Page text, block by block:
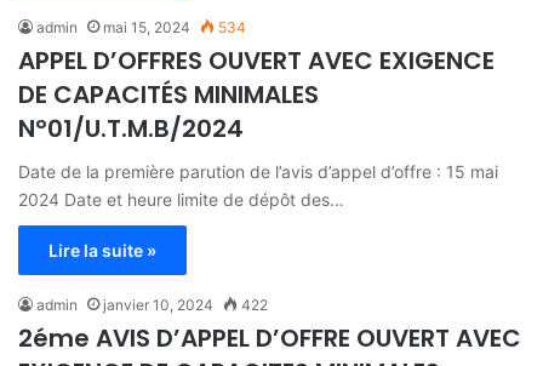
admin mai 15, 2024 534
APPEL D’OFFRES OUVERT AVEC EXIGENCE
DE CAPACITÉS MINIMALES
N°01/U.T.M.B/2024
Date de la première parution de l’avis d’appel d’offre : 15 mai
2024 Date et heure limite de dépôt des…
Lire la suite »
admin janvier 10, 2024 422
2éme AVIS D’APPEL D’OFFRE OUVERT AVEC